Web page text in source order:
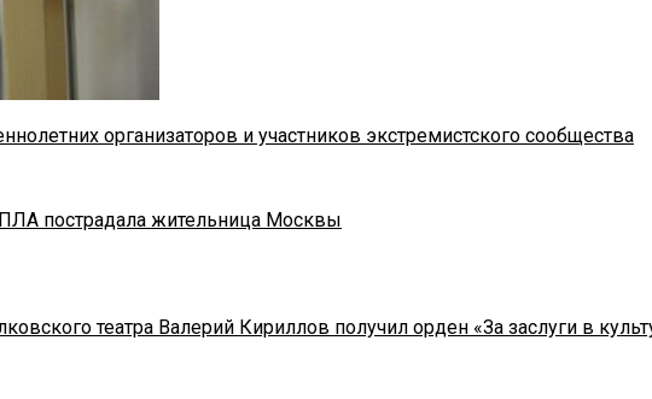
организаторов и участников экстремистского сообщества
пострадала жительница Москвы
театра Валерий Кириллов получил орден «За заслуги в